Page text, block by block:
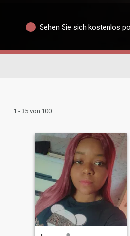
Sehen Sie sich kostenlos
1 - 35 von 100